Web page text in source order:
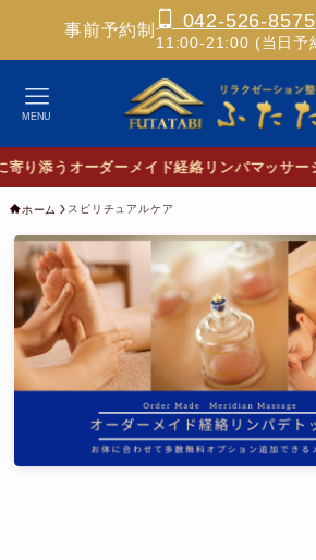
事前予約制 042-526-8575
11:00-21:00 (当日予
MENU
ホーム スピリチュアルケア